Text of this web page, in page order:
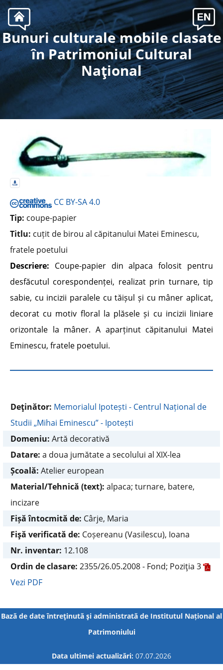
.
Bunuri culturale mobile clasate
în Patrimoniul Cultural
Naţional
CC BY-SA 4.0
Tip: coupe-papier
Titlu: cuțit de birou al căpitanului Matei Eminescu,
fratele poetului
Descriere: Coupe-papier din alpaca folosit pentru
desfăcutul corespondenței, realizat prin turnare, tip
sabie, cu incizii paralele cu tăișul și cu mâner aplicat,
decorat cu motiv floral la plăsele și cu incizii liniare
orizontale la mâner. A aparținut căpitanului Matei
Eminescu, fratele poetului.
Deţinător: Memorialul Ipotești - Centrul Național de
Studii „Mihai Eminescu” - Ipotești
Domeniu: Artă decorativă
Datare: a doua jumătate a secolului al XIX-lea
Școală: Atelier european
Material/Tehnică (text): alpaca; turnare, batere,
incizare
Fișă întocmită de: Cârje, Maria
Fişă verificată de: Coșereanu (Vasilescu), Ioana
Nr. inventar: 12.108
Ordin de clasare: 2355/26.05.2008 - Fond; Poziţia 3
Vezi PDF
Bază de date întreţinută şi administrată de Institutul Național al
Patrimoniului
Data ultimei actualizări: 07.07.2026